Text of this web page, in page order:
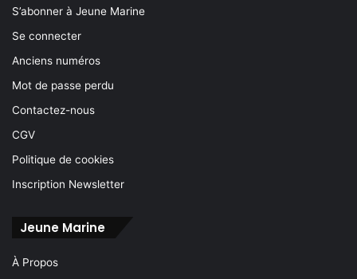
S’abonner à Jeune Marine
Se connecter
Anciens numéros
Mot de passe perdu
Contactez-nous
CGV
Politique de cookies
Inscription Newsletter
Jeune Marine
À Propos